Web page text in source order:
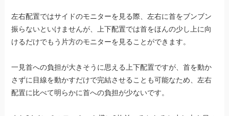
左右配置ではサイドのモニターを見る際、左右に首をブンブン
振らないといけませんが、上下配置では首をほんの少し上に向
けるだけでもう片方のモニターを見ることができます。
一見首への負担が大きそうに思える上下配置ですが、首を動か
さずに目線を動かすだけで完結させることも可能なため、左右
配置に比べて明らかに首への負担が少ないです。